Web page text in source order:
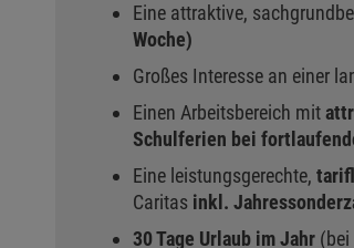
Eine attraktive,
Woche)
Großes Interesse an einer
Einen Arbeitsbereich mit
Schulferien bei
Eine leistungsgerechte,
Caritas inkl.
30 Tage Urlaub im Jahr (bei